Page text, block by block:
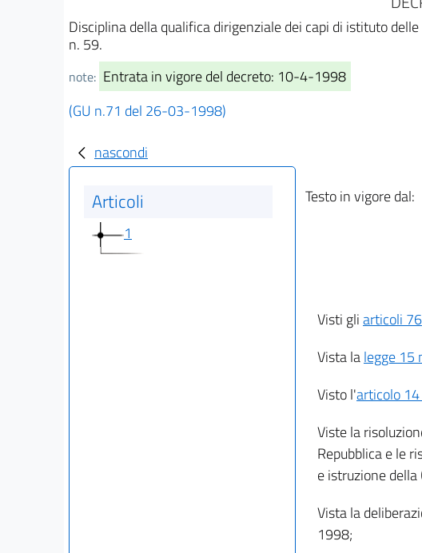
Disciplina della qualifica dirigenziale dei capi di istituto
n. 59.
note: Entrata in vigore del decreto: 10-4-1998
(GU n.71 del 26-03-1998)
nascondi
Articoli
1
Testo in vigore dal:
Visti gliarticoli 76
Vista lalegge 15
Visto l'articolo
Viste la
Repubblica e le
e istruzione
Vista la
1998;